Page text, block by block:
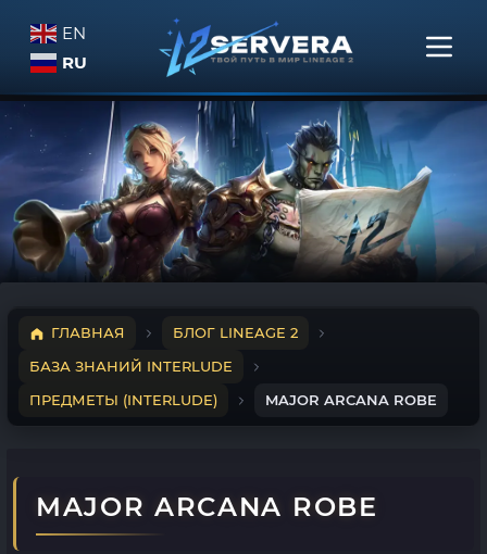
EN
RU
ГЛАВНАЯ
БЛОГ LINEAGE 2
БАЗА ЗНАНИЙ INTERLUDE
ПРЕДМЕТЫ (INTERLUDE)
MAJOR ARCANA ROBE
MAJOR ARCANA ROBE